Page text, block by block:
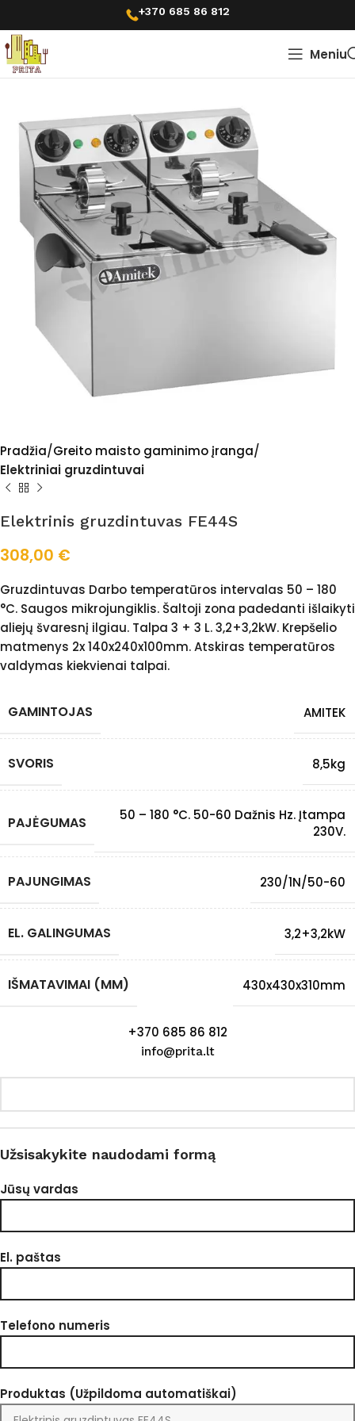
+370 685 86 812
Meniu
Pradžia Greito maisto gaminimo įranga
Elektriniai gruzdintuvai
Elektrinis gruzdintuvas FE44S
308,00 €
Gruzdintuvas Darbo temperatūros intervalas 50 – 180
°C. Saugos mikrojungiklis. Šaltoji zona padedanti išlaikyti
aliejų švaresnį ilgiau. Talpa 3 + 3 L. 3,2+3,2kW. Krepšelio
matmenys 2x 140x240x100mm. Atskiras temperatūros
valdymas kiekvienai talpai.
GAMINTOJAS AMITEK
SVORIS 8,5kg
PAJĖGUMAS
50 – 180 °C. 50-60 Dažnis Hz. Įtampa
230V.
PAJUNGIMAS 230/1N/50-60
EL. GALINGUMAS 3,2+3,2kW
IŠMATAVIMAI (MM) 430x430x310mm
+370 685 86 812
info@prita.lt
Užsisakykite naudodami formą
Jūsų vardas
El. paštas
Telefono numeris
Produktas (Užpildoma automatiškai)